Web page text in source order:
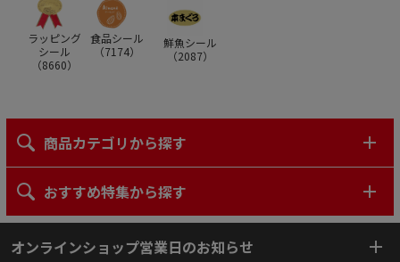
ラッピング
シール
（8660）
食品シール
（7174）
鮮魚シール
（2087）
商品カテゴリから探す
おすすめ特集から探す
オンラインショップ営業日のお知らせ